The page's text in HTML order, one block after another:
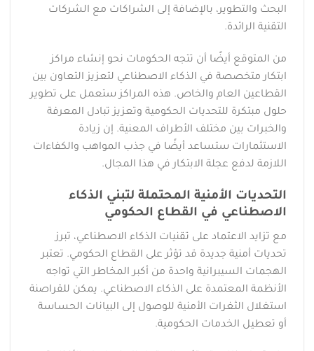
البحث والتطوير، بالإضافة إلى الشراكات مع الشركات
التقنية الرائدة.
من المتوقع أيضًا أن تتجه الحكومات نحو إنشاء مراكز
ابتكار متخصصة في الذكاء الاصطناعي لتعزيز التعاون بين
القطاعين العام والخاص. هذه المراكز ستعمل على تطوير
حلول مبتكرة للتحديات الحكومية وتعزيز تبادل المعرفة
والخبرات بين مختلف الأطراف المعنية. إن زيادة
الاستثمارات ستساعد أيضًا في جذب المواهب والكفاءات
اللازمة لدفع عجلة الابتكار في هذا المجال.
التحديات الأمنية المحتملة لتبني الذكاء
الاصطناعي في القطاع الحكومي
مع تزايد الاعتماد على تقنيات الذكاء الاصطناعي، تبرز
تحديات أمنية جديدة قد تؤثر على القطاع الحكومي. تعتبر
الهجمات السيبرانية واحدة من أكبر المخاطر التي تواجه
الأنظمة المعتمدة على الذكاء الاصطناعي. يمكن للقراصنة
استغلال الثغرات الأمنية للوصول إلى البيانات الحساسة
أو تعطيل الخدمات الحكومية.